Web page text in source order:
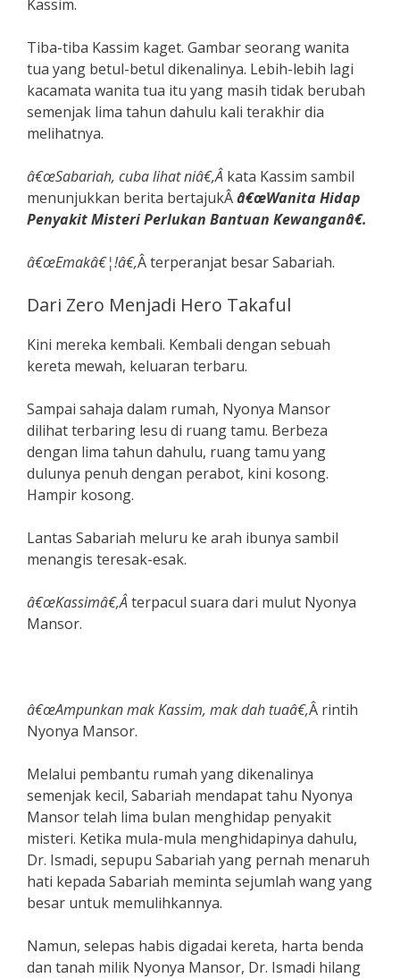
Kassim.
Tiba-tiba Kassim kaget. Gambar seorang wanita
tua yang betul-betul dikenalinya. Lebih-lebih lagi
kacamata wanita tua itu yang masih tidak berubah
semenjak lima tahun dahulu kali terakhir dia
melihatnya.
â€œSabariah, cuba lihat niâ€,Â kata Kassim sambil
menunjukkan berita bertajukÂâ€œWanita Hidap
Penyakit Misteri Perlukan Bantuan Kewanganâ€.
â€œEmakâ€¦!â€,Â terperanjat besar Sabariah.
Dari Zero Menjadi Hero Takaful
Kini mereka kembali. Kembali dengan sebuah
kereta mewah, keluaran terbaru.
Sampai sahaja dalam rumah, Nyonya Mansor
dilihat terbaring lesu di ruang tamu. Berbeza
dengan lima tahun dahulu, ruang tamu yang
dulunya penuh dengan perabot, kini kosong.
Hampir kosong.
Lantas Sabariah meluru ke arah ibunya sambil
menangis teresak-esak.
â€œKassimâ€,Âterpacul suara dari mulut Nyonya
Mansor.
â€œAmpunkan mak Kassim, mak dah tuaâ€,Â rintih
Nyonya Mansor.
Melalui pembantu rumah yang dikenalinya
semenjak kecil, Sabariah mendapat tahu Nyonya
Mansor telah lima bulan menghidap penyakit
misteri. Ketika mula-mula menghidapinya dahulu,
Dr. Ismadi, sepupu Sabariah yang pernah menaruh
hati kepada Sabariah meminta sejumlah wang yang
besar untuk memulihkannya.
Namun, selepas habis digadai kereta, harta benda
dan tanah milik Nyonya Mansor, Dr. Ismadi hilang